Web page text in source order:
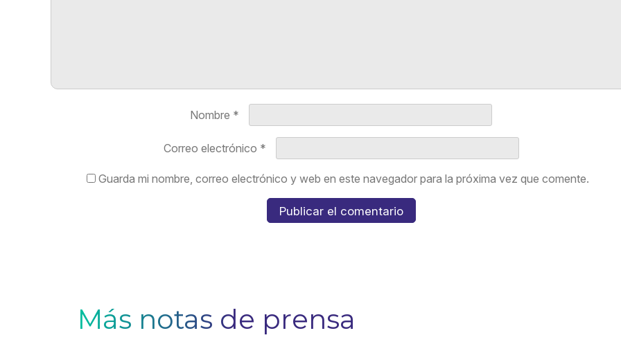
Nombre *
Correo electrónico *
Guarda mi nombre, correo electrónico y web en este navegador para la próxima vez que comente.
Más notas de prensa